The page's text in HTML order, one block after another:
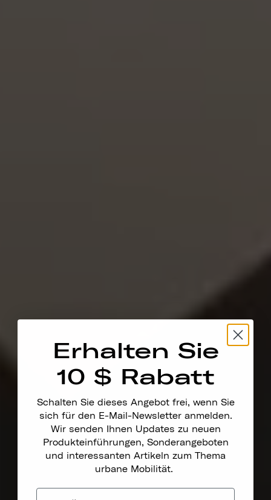
Erhalten Sie
10 $ Rabatt
Schalten Sie dieses Angebot frei, wenn Sie
sich für den E-Mail-Newsletter anmelden.
Wir senden Ihnen Updates zu neuen
Produkteinführungen, Sonderangeboten
und interessanten Artikeln zum Thema
urbane Mobilität.